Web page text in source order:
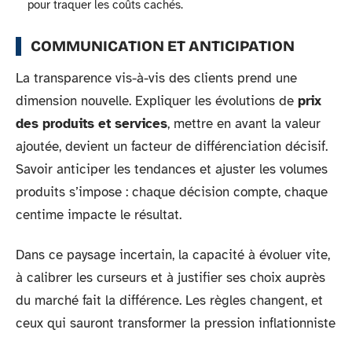
pour traquer les coûts cachés.
COMMUNICATION ET ANTICIPATION
La transparence vis-à-vis des clients prend une
dimension nouvelle. Expliquer les évolutions de prix
des produits et services, mettre en avant la valeur
ajoutée, devient un facteur de différenciation décisif.
Savoir anticiper les tendances et ajuster les volumes
produits s’impose : chaque décision compte, chaque
centime impacte le résultat.
Dans ce paysage incertain, la capacité à évoluer vite,
à calibrer les curseurs et à justifier ses choix auprès
du marché fait la différence. Les règles changent, et
ceux qui sauront transformer la pression inflationniste